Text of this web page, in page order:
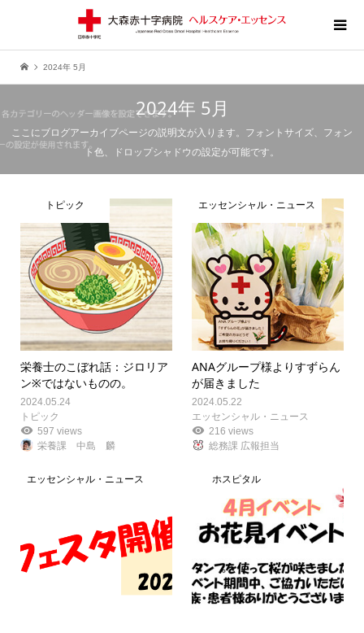
2024年 5月
2024年 5月
ここにブログアーカイブページの説明文が入ります。フォントサイズ、フォン
ト色、ドロップシャドウの設定が可能です。
トピック
栄養士のこぼれ話：ジロリア
ン※ではないものの。
2024.05.24
トピック
597 views
栄養課 中島 麟
エッセンシャル・ニュース
ANAグループ様よりすずらん
が届きました
2024.05.22
エッセンシャル・ニュース
216 views
総務課 広報担当
エッセンシャル・ニュース ホスピタル